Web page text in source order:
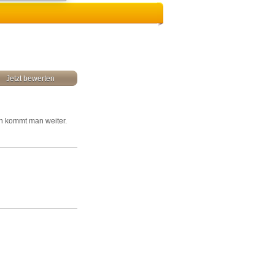
Jetzt bewerten
kommt man weiter.